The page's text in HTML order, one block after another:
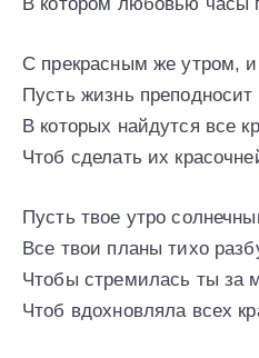
С прекрасным же утром,
Пусть жизнь
В которых найдутся все
Чтоб сделать их
Пусть твое утро
Все твои планы тихо
Чтобы стремилась ты за
Чтоб вдохновляла всех